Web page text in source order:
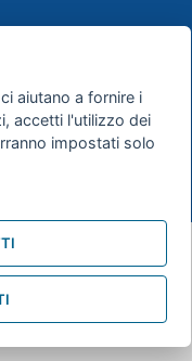
Città
aiutano a fornire i
accetti l'utilizzo dei
impostati solo